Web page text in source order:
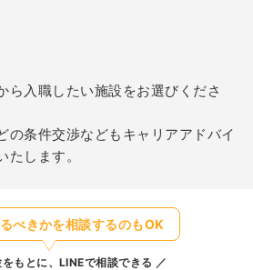
ら入職したい施設をお選びくださ
の条件交渉などもキャリアアドバイ
たします。
べきかを相談するのもOK
もとに、LINEで相談できる